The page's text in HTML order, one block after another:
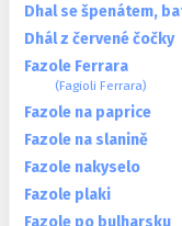
Dhal se špenátem,
Dhál z červené čočky
Fazole Ferrara
(Fagioli Ferrara)
Fazole na paprice
Fazole na slanině
Fazole nakyselo
Fazole plaki
Fazole po bulharsku